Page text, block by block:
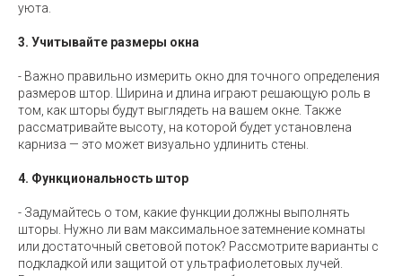
уюта.
3. Учитывайте размеры окна
- Важно правильно измерить окно для точного определения
размеров штор. Ширина и длина играют решающую роль в
том, как шторы будут выглядеть на вашем окне. Также
рассматривайте высоту, на которой будет установлена
карниза — это может визуально удлинить стены.
4. Функциональность штор
- Задумайтесь о том, какие функции должны выполнять
шторы. Нужно ли вам максимальное затемнение комнаты
или достаточный световой поток? Рассмотрите варианты с
подкладкой или защитой от ультрафиолетовых лучей.